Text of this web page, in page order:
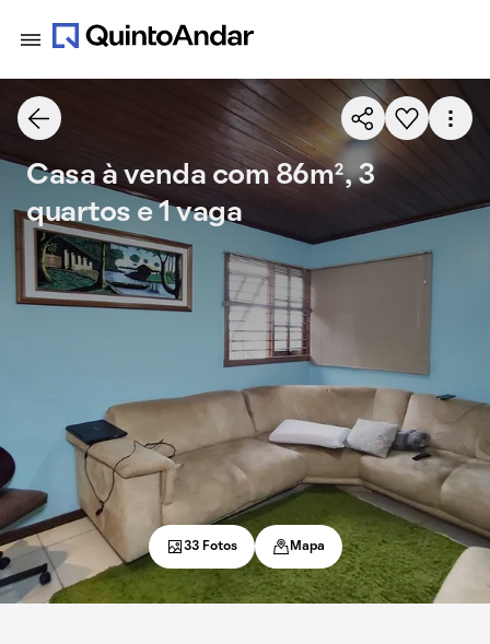
Casa à venda com 86m², 3
quartos e 1 vaga
33 Fotos Mapa